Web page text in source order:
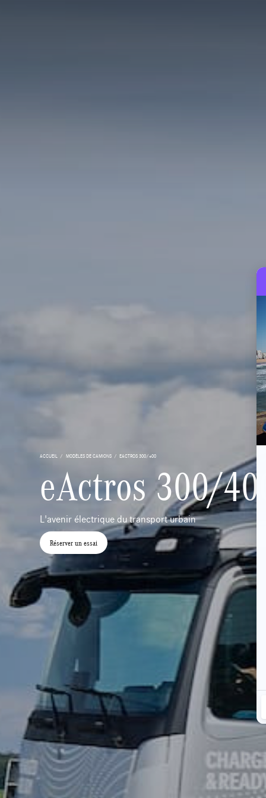
ACCUEIL MODÈLES DE CAMIONS EACTROS 300/400
eActros 300/
L'avenir électrique du transport urbain
Réserver un essai